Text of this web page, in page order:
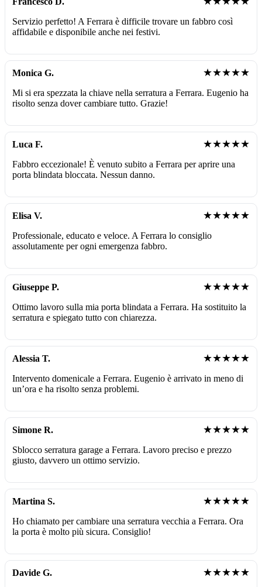
Servizio perfetto! A Ferrara è difficile trovare un fabbro così
affidabile e disponibile anche nei festivi.
Monica G. ★★★★★
Mi si era spezzata la chiave nella serratura a Ferrara. Eugenio ha
risolto senza dover cambiare tutto. Grazie!
Luca F. ★★★★★
Fabbro eccezionale! È venuto subito a Ferrara per aprire una
porta blindata bloccata. Nessun danno.
Elisa V. ★★★★★
Professionale, educato e veloce. A Ferrara lo consiglio
assolutamente per ogni emergenza fabbro.
Giuseppe P. ★★★★★
Ottimo lavoro sulla mia porta blindata a Ferrara. Ha sostituito la
serratura e spiegato tutto con chiarezza.
Alessia T. ★★★★★
Intervento domenicale a Ferrara. Eugenio è arrivato in meno di
un’ora e ha risolto senza problemi.
Simone R. ★★★★★
Sblocco serratura garage a Ferrara. Lavoro preciso e prezzo
giusto, davvero un ottimo servizio.
Martina S. ★★★★★
Ho chiamato per cambiare una serratura vecchia a Ferrara. Ora
la porta è molto più sicura. Consiglio!
Davide G. ★★★★★